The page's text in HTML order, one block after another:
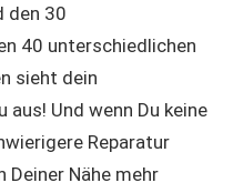
den 30
40 unterschiedlichen
sieht dein
Und wenn Du keine
Reparatur
Nähe mehr